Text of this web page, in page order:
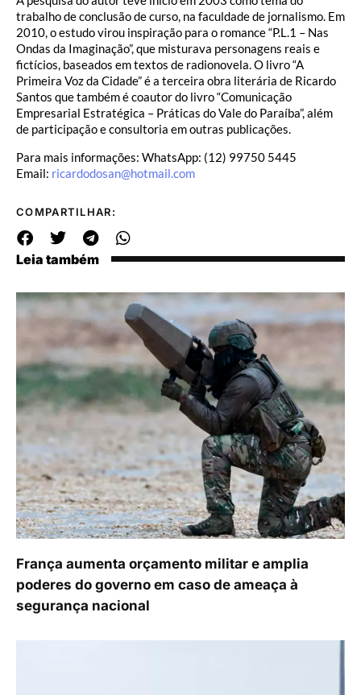
trabalho de conclusão de curso, na faculdade de jornalismo. Em
2010, o estudo virou inspiração para o romance “P.L.1 – Nas
Ondas da Imaginação”, que misturava personagens reais e
fictícios, baseados em textos de radionovela. O livro “A
Primeira Voz da Cidade” é a terceira obra literária de Ricardo
Santos que também é coautor do livro “Comunicação
Empresarial Estratégica – Práticas do Vale do Paraíba”, além
de participação e consultoria em outras publicações.
Para mais informações: WhatsApp: (12) 99750 5445
Email: ricardodosan@hotmail.com
COMPARTILHAR:
Leia também
França aumenta orçamento militar e amplia
poderes do governo em caso de ameaça à
segurança nacional